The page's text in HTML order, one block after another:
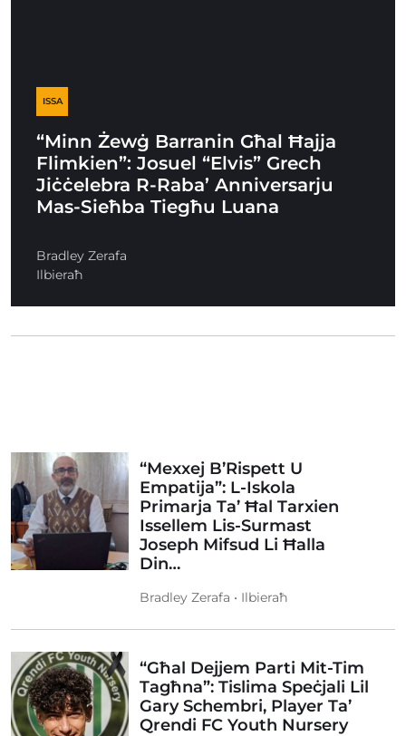
ISSA
“Minn Żewġ Barranin Għal Ħajja
Flimkien”: Josuel “Elvis” Grech
Jiċċelebra R-Raba’ Anniversarju
Mas-Sieħba Tiegħu Luana
Bradley Zerafa
Ilbieraħ
“Mexxej B’Rispett U
Empatija”: L-Iskola
Primarja Ta’ Ħal Tarxien
Issellem Lis-Surmast
Joseph Mifsud Li Ħalla
Din…
Bradley Zerafa • Ilbieraħ
“Għal Dejjem Parti Mit-Tim
Tagħna”: Tislima Speċjali Lil
Gary Schembri, Player Ta’
Qrendi FC Youth Nursery